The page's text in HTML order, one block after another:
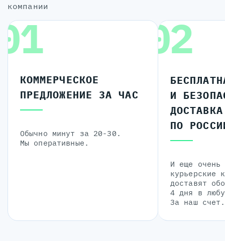
компании
КОММЕРЧЕСКОЕ
ПРЕДЛОЖЕНИЕ ЗА ЧАС
Обычно минут за 20-30.
Мы оперативные.
02
И
ДОСТАВКА
ПО
И еще очень
курьерские
доставят
4 дня в
За наш счет.